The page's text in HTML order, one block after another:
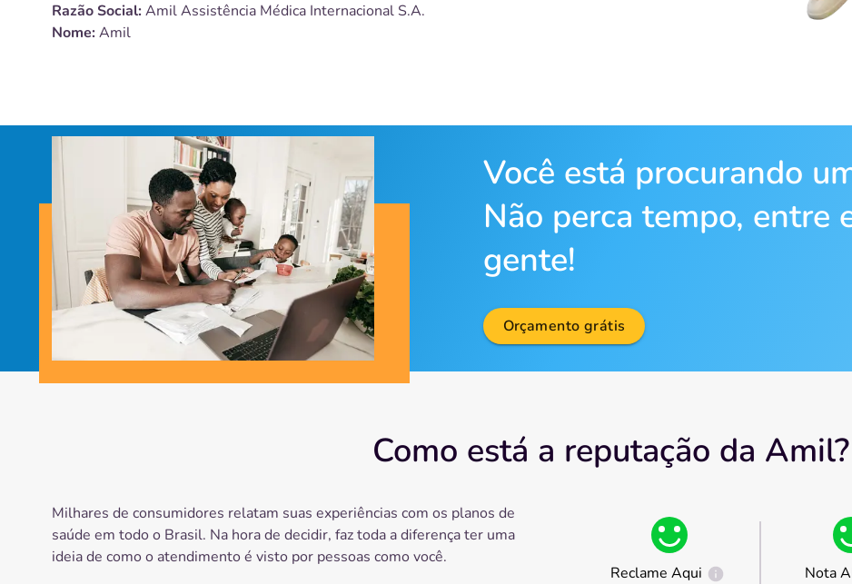
Razão Social:Amil Assistência Médica Internacional S.A.
Nome:Amil
Você está procurando
Não perca tempo, entre
gente!
Orçamento grátis
Como está a reputação da Amil?
Milhares de consumidores relatam suas experiências com os planos de
saúde em todo o Brasil. Na hora de decidir, faz toda a diferença ter uma
ideia de como o atendimento é visto por pessoas como você.
Reclame Aqui Nota